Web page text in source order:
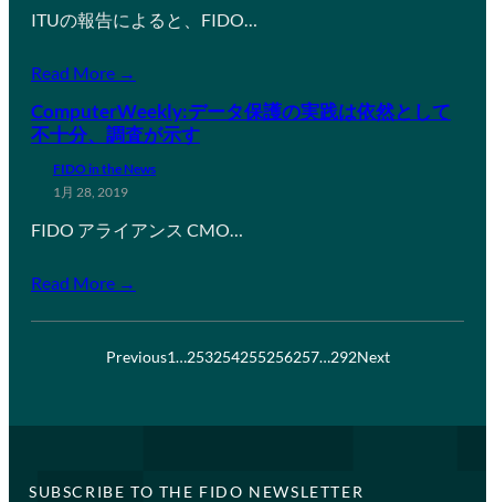
ITUの報告によると、FIDO…
Read More →
ComputerWeekly:データ保護の実践は依然として
不十分、調査が示す
FIDO in the News
1月 28, 2019
FIDO アライアンス CMO…
Read More →
Previous1…253254255256257…292Next
SUBSCRIBE TO THE FIDO NEWSLETTER